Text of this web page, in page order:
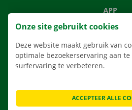
APP
NIEUWS
Onze site gebruikt cookies
Deze website maakt gebruik van
optimale bezoekerservaring aan
surfervaring te verbeteren.
ACCEPTEER ALLE